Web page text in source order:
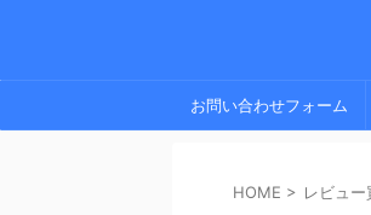
お問い合わせフォーム
HOME > レビュー